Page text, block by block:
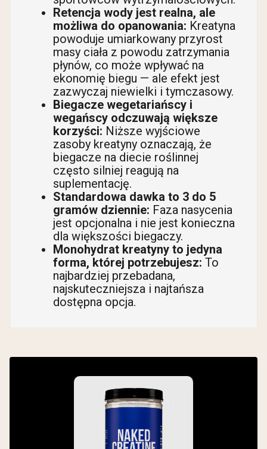
Retencja wody jest realna, ale
możliwa do opanowania: Kreatyna
powoduje umiarkowany przyrost
masy ciała z powodu zatrzymania
płynów, co może wpływać na
ekonomię biegu — ale efekt jest
zazwyczaj niewielki i tymczasowy.
Biegacze wegetariańscy i
wegańscy odczuwają większe
korzyści: Niższe wyjściowe
zasoby kreatyny oznaczają, że
biegacze na diecie roślinnej
często silniej reagują na
suplementację.
Standardowa dawka to 3 do 5
gramów dziennie: Faza nasycenia
jest opcjonalna i nie jest konieczna
dla większości biegaczy.
Monohydrat kreatyny to jedyna
forma, której potrzebujesz: To
najbardziej przebadana,
najskuteczniejsza i najtańsza
dostępna opcja.